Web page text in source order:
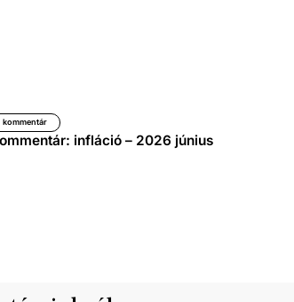
kommentár
infláció – 2026 június